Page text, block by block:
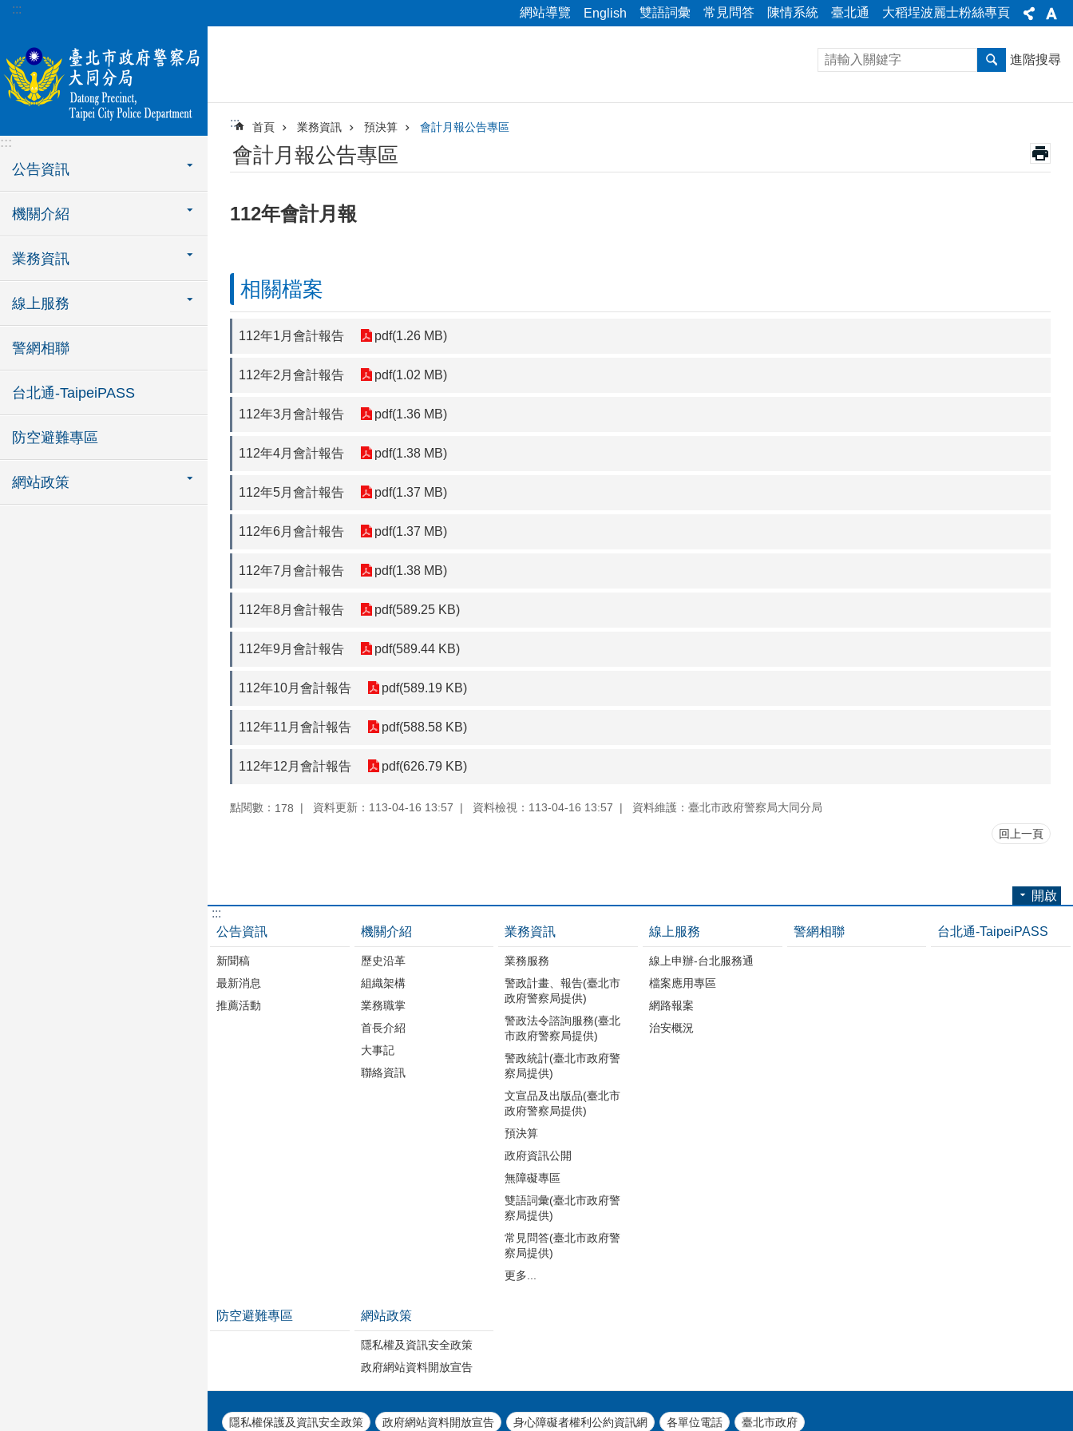
跳到主要內容區塊
::: 網站導覽 English 雙語詞彙 常見問答 陳情系統 臺北通 大稻埕波麗士粉絲專頁
:::
公告資訊
機關介紹
業務資訊
線上服務
警網相聯
台北通-TaipeiPASS
防空避難專區
網站政策
進階搜尋
::: 首頁 業務資訊 預決算 會計月報公告專區
會計月報公告專區
112年會計月報
相關檔案
112年1月會計報告 pdf(1.26 MB)
112年2月會計報告 pdf(1.02 MB)
112年3月會計報告 pdf(1.36 MB)
112年4月會計報告 pdf(1.38 MB)
112年5月會計報告 pdf(1.37 MB)
112年6月會計報告 pdf(1.37 MB)
112年7月會計報告 pdf(1.38 MB)
112年8月會計報告 pdf(589.25 KB)
112年9月會計報告 pdf(589.44 KB)
112年10月會計報告 pdf(589.19 KB)
112年11月會計報告 pdf(588.58 KB)
112年12月會計報告 pdf(626.79 KB)
點閱數： 178 資料更新：113-04-16 13:57 資料檢視：113-04-16 13:57 資料維護：臺北市政府警察局大同分局
回上一頁
開啟
:::
公告資訊
新聞稿
最新消息
推薦活動
機關介紹
歷史沿革
組織架構
業務職掌
首長介紹
大事記
聯絡資訊
業務資訊
業務服務
警政計畫、報告(臺北市
政府警察局提供)
警政法令諮詢服務(臺北
市政府警察局提供)
警政統計(臺北市政府警
察局提供)
文宣品及出版品(臺北市
政府警察局提供)
預決算
政府資訊公開
無障礙專區
雙語詞彙(臺北市政府警
察局提供)
常見問答(臺北市政府警
察局提供)
更多...
線上服務
線上申辦-台北服務通
檔案應用專區
網路報案
治安概況
警網相聯 台北通-TaipeiPASS
防空避難專區 網站政策
隱私權及資訊安全政策
政府網站資料開放宣告
隱私權保護及資訊安全政策 政府網站資料開放宣告 身心障礙者權利公約資訊網 各單位電話 臺北市政府